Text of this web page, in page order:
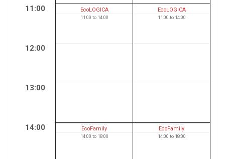
11:00 EcoLOGICA
11:00 to 14:00
EcoLOGICA
11:00 to 14:00
12:00
13:00
14:00 EcoFamily
14:00 to 18:00
EcoFamily
14:00 to 18:00